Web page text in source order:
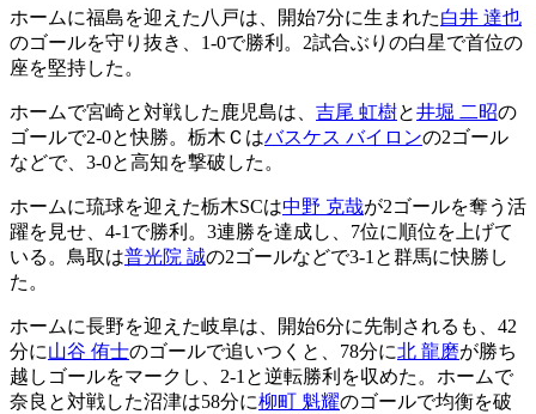
ホームに福島を迎えた八戸は、開始7分に生まれた白井 達也
のゴールを守り抜き、1-0で勝利。2試合ぶりの白星で首位の
座を堅持した。
ホームで宮崎と対戦した鹿児島は、 吉尾 虹樹と井堀 二昭の
ゴールで2-0と快勝。栃木Ｃはバスケス バイロンの2ゴール
などで、3-0と高知を撃破した。
ホームに琉球を迎えた栃木SCは中野 克哉が2ゴールを奪う活
躍を見せ、4-1で勝利。3連勝を達成し、7位に順位を上げて
いる。鳥取は普光院 誠の2ゴールなどで3-1と群馬に快勝し
た。
ホームに長野を迎えた岐阜は、開始6分に先制されるも、42
分に山谷 侑士のゴールで追いつくと、78分に北 龍磨が勝ち
越しゴールをマークし、2-1と逆転勝利を収めた。ホームで
奈良と対戦した沼津は58分に柳町 魁耀のゴールで均衡を破